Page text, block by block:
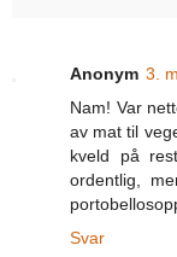
Anonym 3.
Nam! Var
av mat til
kveld på
ordentlig,
Svar